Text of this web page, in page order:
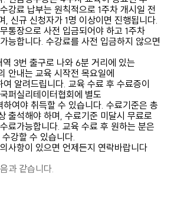
강료 납부는 원칙적으로 1주차 개시일 전
, 신규 신청자가 1명 이상이면 진행됩니다.
통장으로 사전 입금되어야 하고 1주차
능합니다. 수강료를 사전 입금하지 않으면
3번 출구로 나와 6분 거리에 있는
안내는 교육 시작전 목요일에
알려드립니다. 교육 수료 후 수료증이
퍼실리테이터협회에 별도
여야 취득할 수 있습니다. 수료기준은 총
출석해야 하며, 수료기준 미달시 무료로
료가능합니다. 교육 수료 후 원하는 분은
강할 수 있습니다.
사항이 있으면 언제든지 연락바랍니다
과 같습니다.